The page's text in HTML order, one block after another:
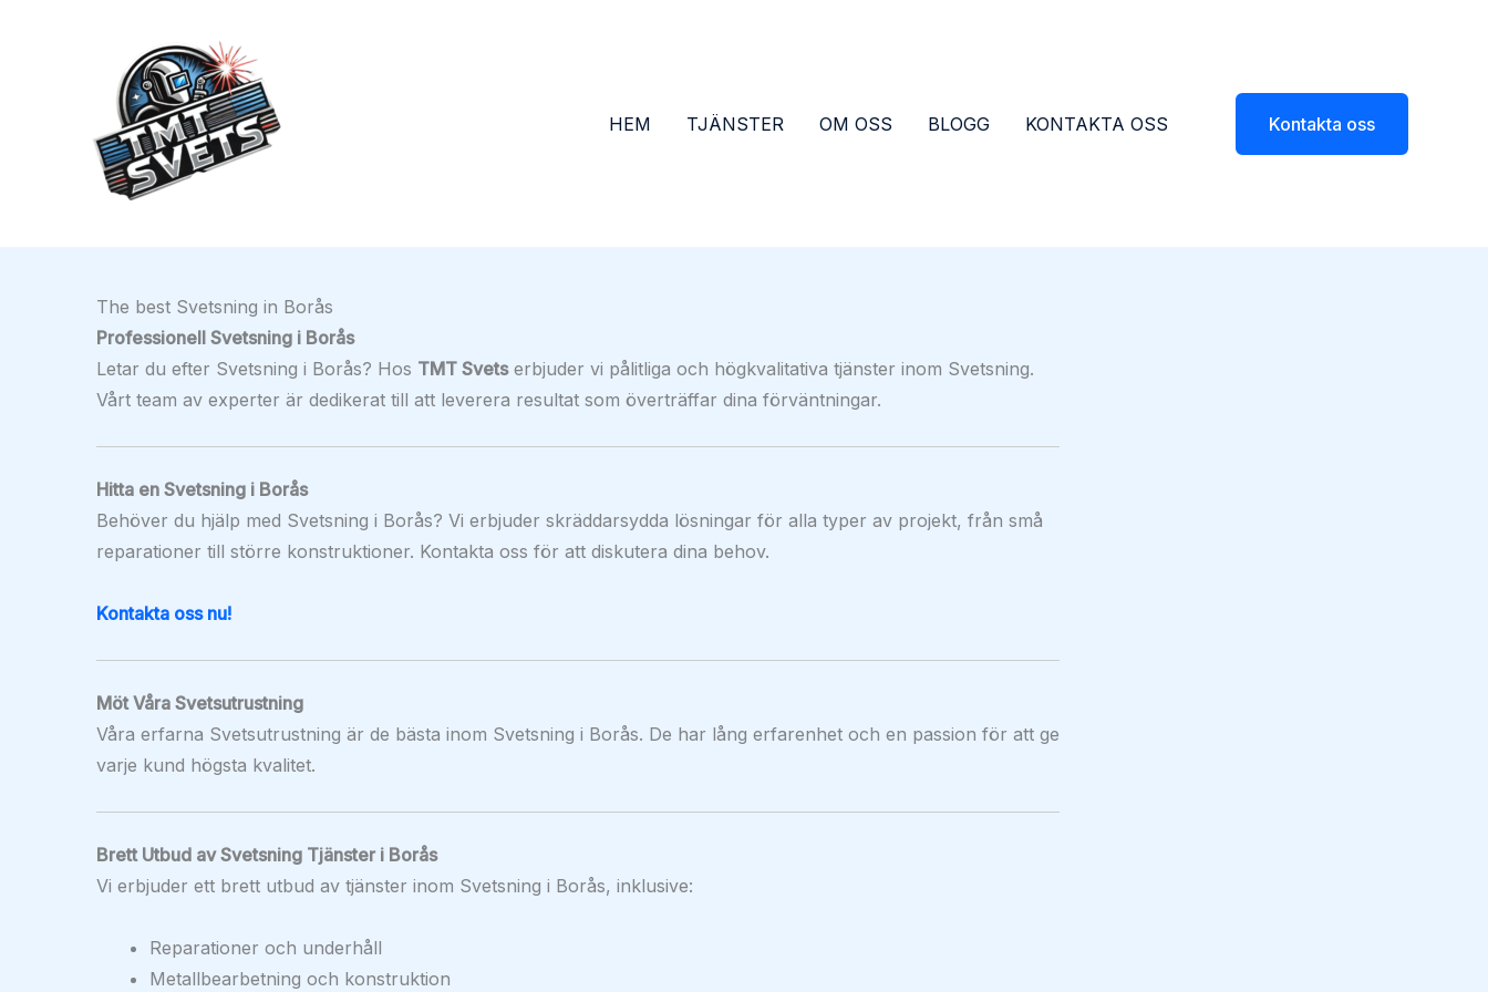
HEM TJÄNSTER OM OSS BLOGG KONTAKTA OSS Kontakta oss
The best Svetsning in Borås
Professionell Svetsning i Borås
Letar du efter Svetsning i Borås? Hos TMT Svetserbjuder vi pålitliga och högkvalitativa tjänster inom Svetsning.
Vårt team av experter är dedikerat till att leverera resultat som överträffar dina förväntningar.
Hitta en Svetsning i Borås
Behöver du hjälp med Svetsning i Borås? Vi erbjuder skräddarsydda lösningar för alla typer av projekt, från små
reparationer till större konstruktioner. Kontakta oss för att diskutera dina behov.
Kontakta oss nu!
Möt Våra Svetsutrustning
Våra erfarna Svetsutrustning är de bästa inom Svetsning i Borås. De har lång erfarenhet och en passion för att ge
varje kund högsta kvalitet.
Brett Utbud av Svetsning Tjänster i Borås
Vi erbjuder ett brett utbud av tjänster inom Svetsning i Borås, inklusive:
Reparationer och underhåll
Metallbearbetning och konstruktion